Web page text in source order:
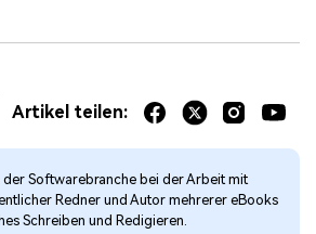
Artikel teilen:
der Softwarebranche bei der Arbeit mit
Redner und Autor mehrerer eBooks
Schreiben und Redigieren.